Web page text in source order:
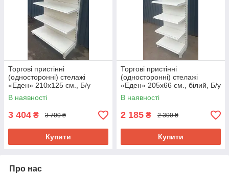
Торгові пристінні
(односторонні) стелажі
«Еден» 210х125 см., Б/у
В наявності
3 404 ₴ 3 700 ₴
Купити
Торгові пристінні
(односторонні) стелажі
«Еден» 205х66 см., білий, Б/у
В наявності
2 185 ₴ 2 300 ₴
Купити
Про нас